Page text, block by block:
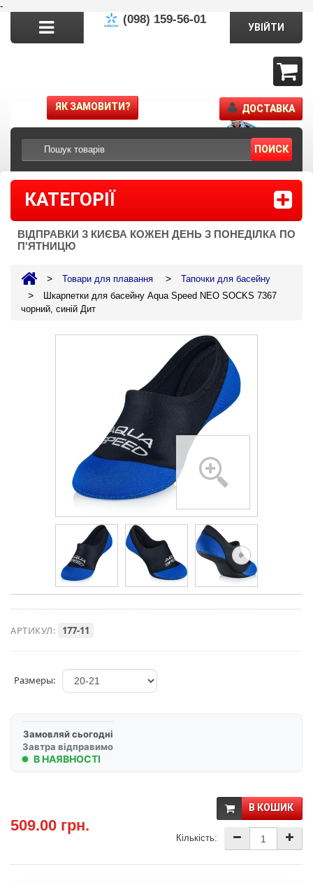
-
(098) 159-56-01
ПОИСК
УВІЙТИ
ЯК ЗАМОВИТИ? ДОСТАВКА
КАТЕГОРІЇ
ВІДПРАВКИ З КИЄВА КОЖЕН ДЕНЬ З ПОНЕДІЛКА ПО
П'ЯТНИЦЮ
> Товари для плавання > Тапочки для басейну
>
Шкарпетки для басейну Aqua Speed NEO SOCKS 7367
чорний, синій Дит
АРТИКУЛ: 177-11
Размеры:
Замовляй сьогодні
Завтра відправимо
В НАЯВНОСТІ
509.00 грн.
В КОШИК
Кількість: